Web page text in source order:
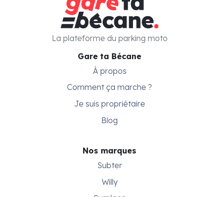
Gare ta Bécane
À propos
Comment ça marche ?
Je suis propriétaire
Blog
Nos marques
Subter
Willy
La plateforme du parking moto